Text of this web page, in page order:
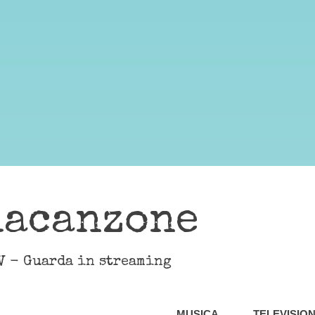
- Guarda in streaming